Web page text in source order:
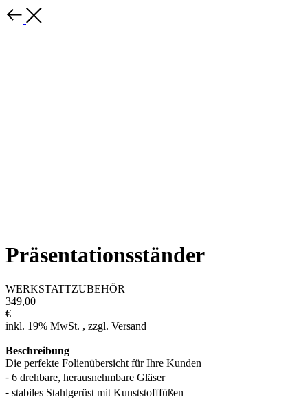
Präsentationsständer
WERKSTATTZUBEHÖR
349,00
€
inkl. 19% MwSt. , zzgl. Versand
Beschreibung
Die perfekte Folienübersicht für Ihre Kunden
⁃ 6 drehbare, herausnehmbare Gläser
⁃ stabiles Stahlgerüst mit Kunststofffüßen